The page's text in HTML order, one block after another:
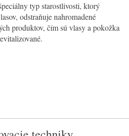
typ starostlivosti, ktorý
odstraňuje nahromadené
produktov, čím sú vlasy a pokožka